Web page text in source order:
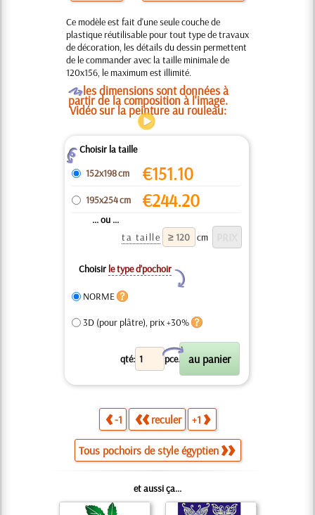
Ce modèle est fait d'une seule couche de
plastique réutilisable pour tout type de travaux
de décoration, les détails du dessin permettent
de le commander avec la taille minimale de
120x156, le maximum est illimité.
Oles dimensions sont données à
partir de la composition à l'image.
Vidéo sur la peinture au rouleau:
ZChoisir la taille
152x198 cm
€151.10
195x254 cm €244.20
... ou ...
ta taille
cm
Choisir le type d’pochoir
Y
NORME
3D (pour plâtre), prix +30%
qté: pce.
X
-1 reculer +1
Tous pochoirs de style égyptien
et aussi ça...